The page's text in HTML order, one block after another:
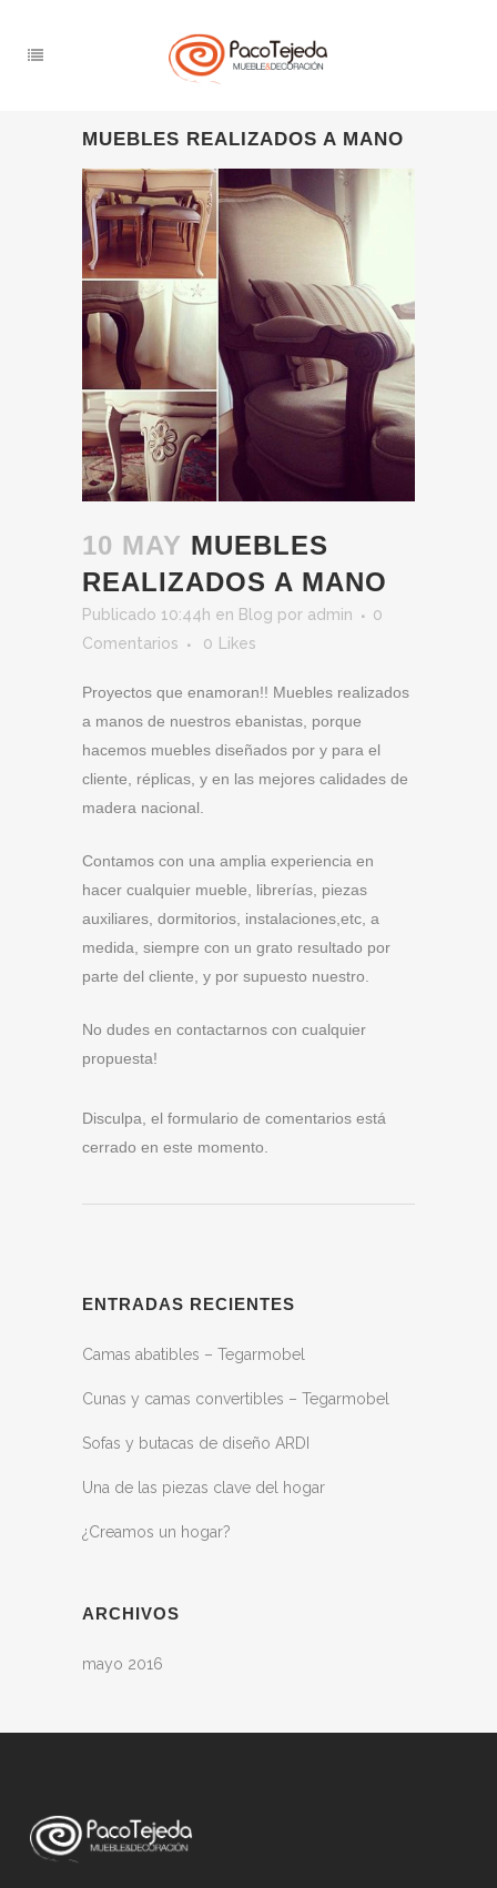
MUEBLES REALIZADOS A MANO
10 MAY MUEBLES
REALIZADOS A MANO
Publicado 10:44h en Blog por admin
0
Comentarios
0 Likes
Proyectos que enamoran!! Muebles realizados
a manos de nuestros ebanistas, porque
hacemos muebles diseñados por y para el
cliente, réplicas, y en las mejores calidades de
madera nacional.
Contamos con una amplia experiencia en
hacer cualquier mueble, librerías, piezas
auxiliares, dormitorios, instalaciones,etc, a
medida, siempre con un grato resultado por
parte del cliente, y por supuesto nuestro.
No dudes en contactarnos con cualquier
propuesta!
Disculpa, el formulario de comentarios está
cerrado en este momento.
ENTRADAS RECIENTES
Camas abatibles – Tegarmobel
Cunas y camas convertibles – Tegarmobel
Sofas y butacas de diseño ARDI
Una de las piezas clave del hogar
¿Creamos un hogar?
ARCHIVOS
mayo 2016